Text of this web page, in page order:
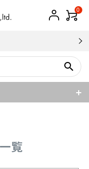
0
search
覧